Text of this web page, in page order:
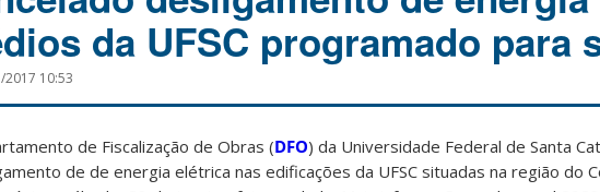
da UFSC programado para
2017 10:53
de Fiscalização de Obras (DFO) da Universidade Federal de Santa
de de energia elétrica nas edificações da UFSC situadas na região do